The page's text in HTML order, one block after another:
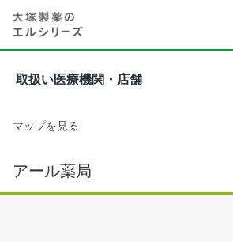
取扱い医療機関・店舗
マップを見る
アール薬局